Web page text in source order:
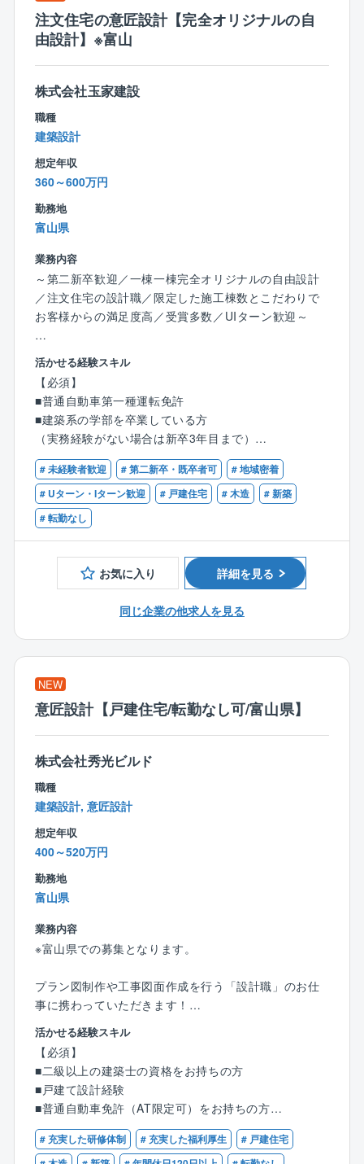
プローチとなりますので、すべて既存のお客様となり
基本的に関係性が良い方が多いです。
電話/メール等で問い合わせがあったお客様へのリフォ
ーム工事のご提案となり、一部、店舗へ新規来場した
お客様を対応する場合もあります。
月に3～4件のアプローチを行います。※支店ごとに変動
■働き方：
残業は月あたり10～20時間程度となり、支店は18時に
クローズするため、基本18時帰りが可能です。
■稼いでいる方の例：
15年目 係長／年収1,633万円（月収43.4万円＋歩合
＋賞与＋残業代）
７年目 係長／年収1,035万円（月収30.8万円＋歩合＋
賞与＋残業代）
３年目 主任／年収921万円（月収29.6万円＋歩合＋
賞与＋残業代）
２年目 主任／年収862万円（月収29.5万円＋歩合＋
賞与＋残業代）
■福利厚生：
住宅手当、子ども同伴勤務制度、半日/時間単位有給休
暇制度など福利厚生の充実度向上を図り、従業員が健
康で安心して働ける環境の整備への取り組みをより一
層積極的、継続的に推進してまいります。
■同社について：
「日本の家は高すぎる」。今から20数年前、創業者の
そ、タマホームの原点です。
注文住宅事業を中核として、戸建分譲事業、リフォー
ム事業、集合住宅事業、マンション事業、保険代理店
ます。
注文住宅の意匠設計【完全オリジナルの自
由設計】※富山
株式会社玉家建設
職種
建築設計
想定年収
360～600万円
勤務地
富山県
業務内容
～第二新卒歓迎／一棟一棟完全オリジナルの自由設計
／注文住宅の設計職／限定した施工棟数とこだわりで
お客様からの満足度高／受賞多数／UIターン歓迎～
◎転勤無し
◎未経験/第二新卒も歓迎
◎完全自由設計
◎同社の注文住宅の設計職を担当します。
各担当者でチームを組み、お客様の居心地を重視する
ために対話を重ねながら設計を進めていきます。
【仕事の進め方】
お客様との打合せに営業と共に同席し、ヒアリングを
元にプランを提案していきます。
受注後は営業、インテリアコーディネーター、工事の
各担当者でチームを組み、ベストな家を作り上げてい
着工後もよりご満足いただくために、当初プランにな
※同社では全てのお客様に満足いただけるように年間の
ます。
（一人当たりの担当する案件10棟程度）
創業から50年以上、地域密着で地元のお客様から愛さ
れてきました。
ものづくり、居心地の良い家づくりにこだわり、これ
「住宅産業は地域産業であり、環境産業、文化産業で
ある」という考えのもと、一棟一棟の住まいづくりを
通じて美しい街並みづくりに貢献していきます。
■自由設計
一棟一棟カスタムメイド
き合います。
■デザイン開発費
同社が施工費用を負担する開発予算。
例えば、契約時のプランでは既製品の洗面化粧台であ
ったものを、同社からの提案でカスタムメイドし、お
客様からは大変喜ばれました。
活かせる経験スキル
【必須】
■普通自動車第一種運転免許
■建築系の学部を卒業している方
（実務経験がない場合は新卒3年目まで）
【歓迎】
■一級または二級建築士の資格をお持ちの方
■木造住宅の設計経験のある方
# 未経験者歓迎 # 第二新卒・既卒者可
# 地域密着
# Uターン・Iターン歓迎
# 戸建住宅 # 木造
# 新築
# 転勤なし
お気に入り 詳細を見る
同じ企業の他求人を見る
NEW
意匠設計【戸建住宅/転勤なし可/富山県】
株式会社秀光ビルド
職種
建築設計, 意匠設計
想定年収
400～520万円
勤務地
富山県
業務内容
※富山県での募集となります。
プラン図制作や工事図面作成を行う「設計職」のお仕
事に携わっていただきます！
【具体的には】
■CADを使った図面作成
■住宅や、小規模建築のプランニング、自由設計、企画
設計
■各所申請業務など
※分業体制のため、設計業務のみに集中できます！
活かせる経験スキル
【必須】
■二級以上の建築士の資格をお持ちの方
■戸建て設計経験
■普通自動車免許（AT限定可）をお持ちの方
【優遇条件】
# 充実した研修体制 # 充実した福利厚生
# 戸建住宅